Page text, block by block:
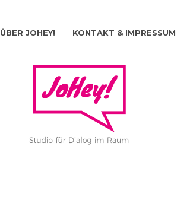
ÜBER JOHEY! KONTAKT & IMPRESSUM